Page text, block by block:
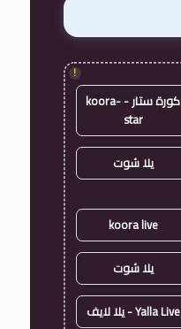
!
كورة ستار - koora-
star
يلا شوت
koora live
يلا شوت
Yalla Live - يلا لايف